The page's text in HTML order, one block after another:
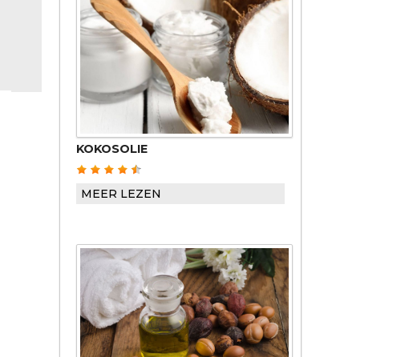
KOKOSOLIE
MEER LEZEN